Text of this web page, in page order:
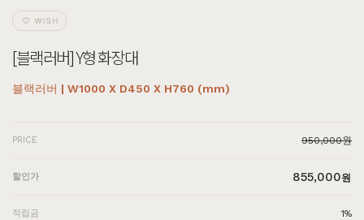
[블랙러버] Y형 화장대
블랙러버 | W1000 X D450 X H760 (mm)
PRICE 950,000원
할인가 855,000원
적립금 1%